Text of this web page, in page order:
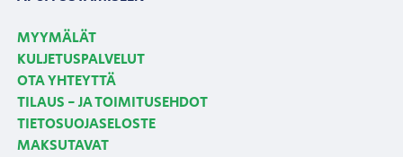
MYYMÄLÄT
KULJETUSPALVELUT
OTA YHTEYTTÄ
TILAUS - JA TOIMITUSEHDOT
TIETOSUOJASELOSTE
MAKSUTAVAT